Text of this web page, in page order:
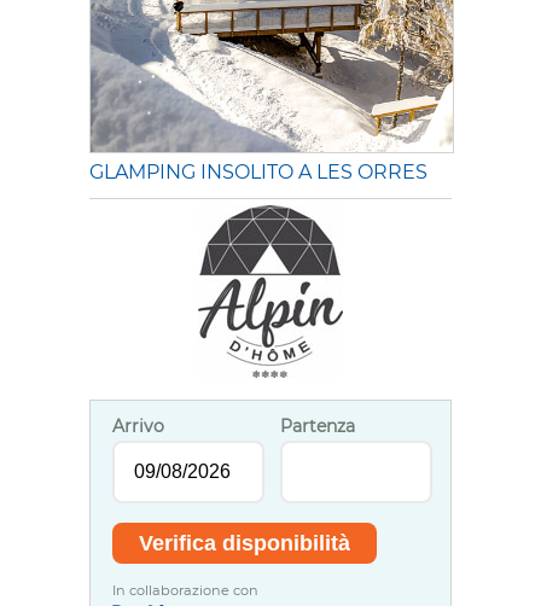
GLAMPING INSOLITO A LES ORRES
Arrivo Partenza
In collaborazione con